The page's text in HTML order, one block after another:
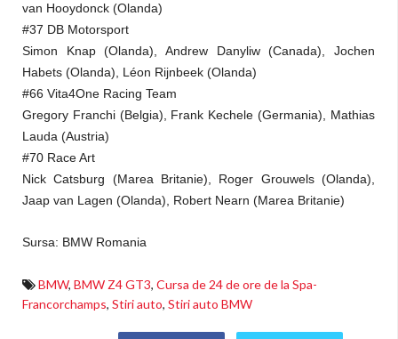
van Hooydonck (Olanda)
#37 DB Motorsport
Simon Knap (Olanda), Andrew Danyliw (Canada), Jochen
Habets (Olanda), Léon Rijnbeek (Olanda)
#66 Vita4One Racing Team
Gregory Franchi (Belgia), Frank Kechele (Germania), Mathias
Lauda (Austria)
#70 Race Art
Nick Catsburg (Marea Britanie), Roger Grouwels (Olanda),
Jaap van Lagen (Olanda), Robert Nearn (Marea Britanie)
Sursa: BMW Romania
BMW, BMW Z4 GT3, Cursa de 24 de ore de la Spa-
Francorchamps, Stiri auto, Stiri auto BMW